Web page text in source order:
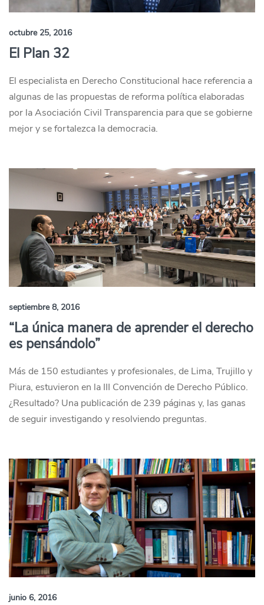
octubre 25, 2016
El Plan 32
El especialista en Derecho Constitucional hace referencia a
algunas de las propuestas de reforma política elaboradas
por la Asociación Civil Transparencia para que se gobierne
mejor y se fortalezca la democracia.
septiembre 8, 2016
“La única manera de aprender el derecho
es pensándolo”
Más de 150 estudiantes y profesionales, de Lima, Trujillo y
Piura, estuvieron en la III Convención de Derecho Público.
¿Resultado? Una publicación de 239 páginas y, las ganas
de seguir investigando y resolviendo preguntas.
junio 6, 2016